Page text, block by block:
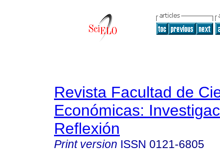
Revista Facultad de
Económicas:
Reflexión
Print version ISSN 0121-6805